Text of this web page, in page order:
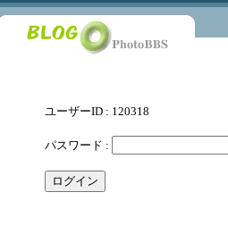
ユーザーID : 120318
パスワード :